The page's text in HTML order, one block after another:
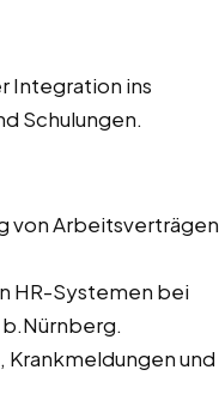
Integration ins
Schulungen.
von Arbeitsverträgen
HR-Systemen bei
Krankmeldungen und